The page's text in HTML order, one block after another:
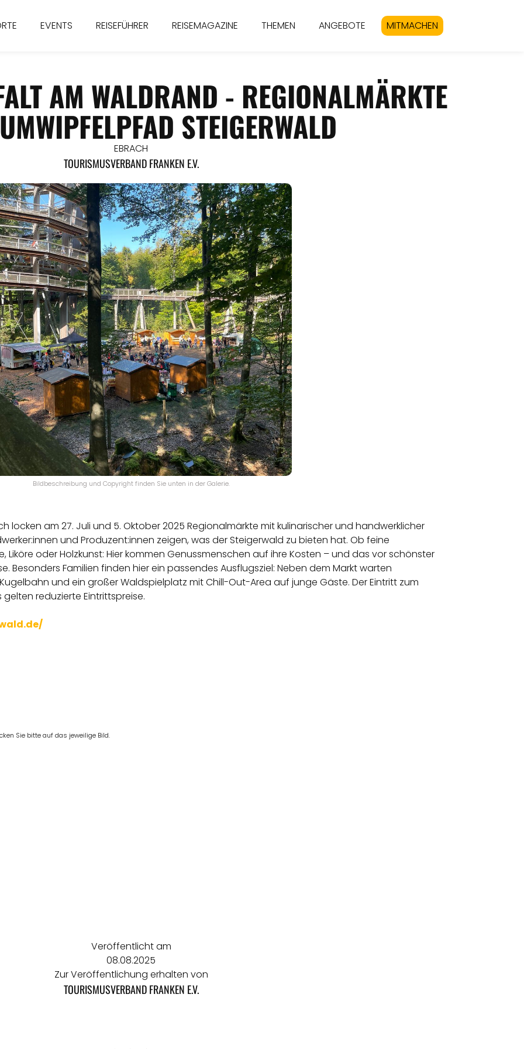
EVENTS REISEFÜHRER REISEMAGAZINE THEMEN ANGEBOTE MITMACHEN
AM WALDRAND - REGIONALMÄRKTE
STEIGERWALD
EBRACH
TOURISMUSVERBAND FRANKEN E.V.
Bildbeschreibung und Copyright finden Sie unten in der Galerie.
locken am 27. Juli und 5. Oktober 2025 Regionalmärkte mit kulinarischer und handwerklicher
und Produzent:innen zeigen, was der Steigerwald zu bieten hat. Ob feine
oder Holzkunst: Hier kommen Genussmenschen auf ihre Kosten – und das vor schönster
Besonders Familien finden hier ein passendes Ausflugsziel: Neben dem Markt warten
und ein großer Waldspielplatz mit Chill-Out-Area auf junge Gäste. Der Eintritt zum
reduzierte Eintrittspreise.
Sie bitte auf das jeweilige Bild.
Veröffentlicht am
08.08.2025
Zur Veröffentlichung erhalten von
TOURISMUSVERBAND FRANKEN E.V.